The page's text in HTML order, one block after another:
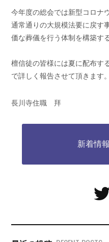
今年度の総会では新型コロナ
通常通りの大規模法要に戻す
価な葬儀を行う体制を構築す
檀信徒の皆様には夏に配布す
で詳しく報告させて頂きます。
長川寺住職 拜
新着情